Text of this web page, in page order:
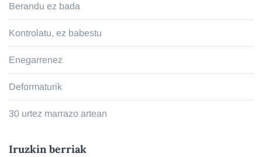
Berandu ez bada
Kontrolatu, ez babestu
Enegarrenez
Deformaturik
30 urtez marrazo artean
Iruzkin berriak